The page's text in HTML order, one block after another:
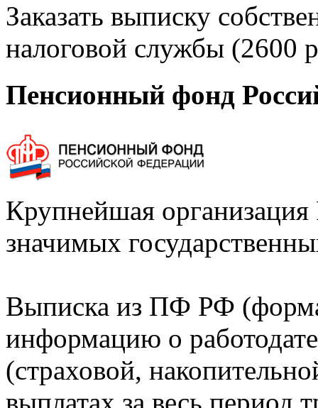
Заказать выписку
налоговой службы (2600
Пенсионный фонд
Крупнейшая
значимых
Выписка из ПФ РФ
информацию о
(страховой,
выплатах за весь период